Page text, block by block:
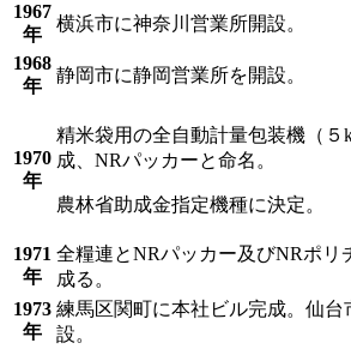
1967
年
横浜市に神奈川営業所開設。
1968
年
静岡市に静岡営業所を開設。
1970
年
精米袋用の全自動計量包装機（５
成、NRパッカーと命名。
農林省助成金指定機種に決定。
1971
年
全糧連とNRパッカー及びNRポリ
成る。
1973
年
練馬区関町に本社ビル完成。仙台
設。